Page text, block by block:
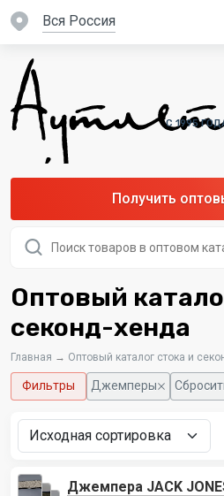
вся Россия
C 1995
Получить
товаров
Оптовый
секонд-хенда
Главная → Оптовый каталог стока и
Фильтры Джемперы
Джемпера JACK